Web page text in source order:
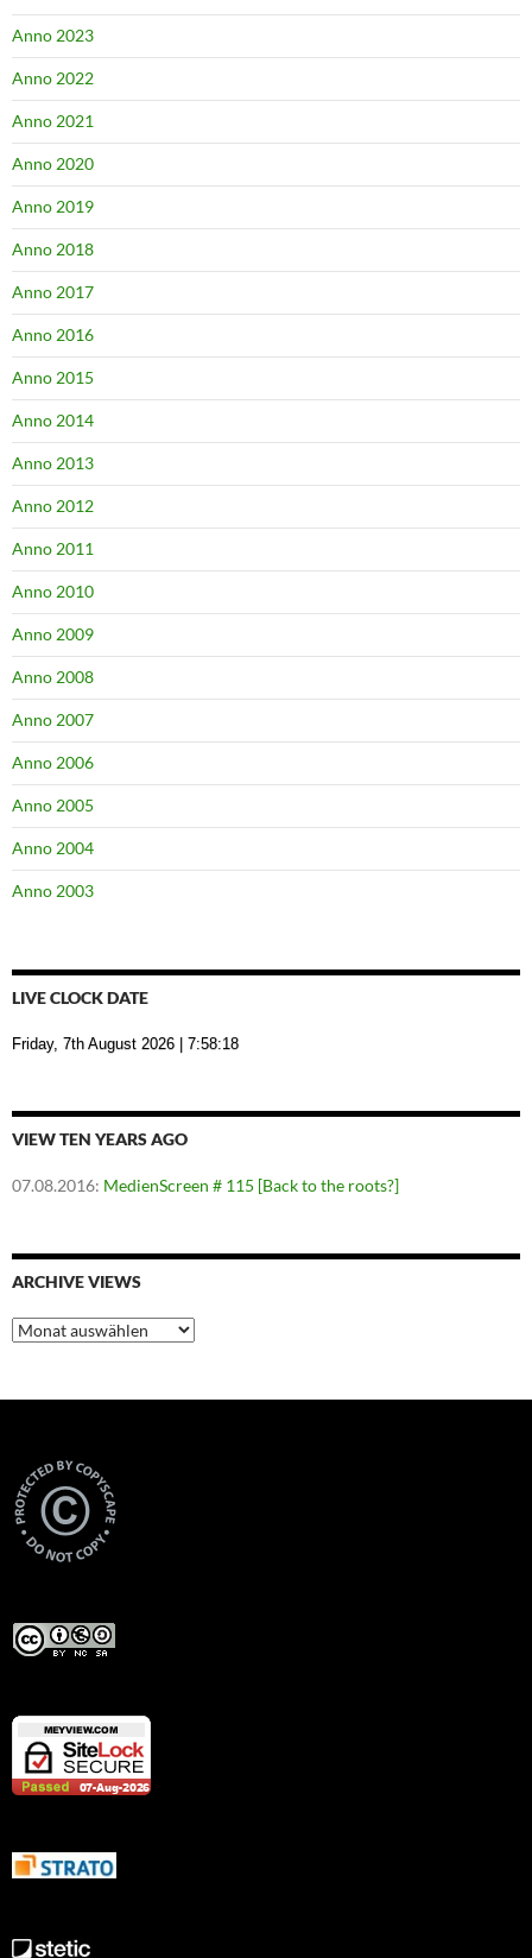
Anno 2023
Anno 2022
Anno 2021
Anno 2020
Anno 2019
Anno 2018
Anno 2017
Anno 2016
Anno 2015
Anno 2014
Anno 2013
Anno 2012
Anno 2011
Anno 2010
Anno 2009
Anno 2008
Anno 2007
Anno 2006
Anno 2005
Anno 2004
Anno 2003
LIVE CLOCK DATE
Friday, 7th August 2026 | 7:58:19
VIEW TEN YEARS AGO
07.08.2016: MedienScreen # 115 [Back to the roots?]
ARCHIVE VIEWS
Archive
Views